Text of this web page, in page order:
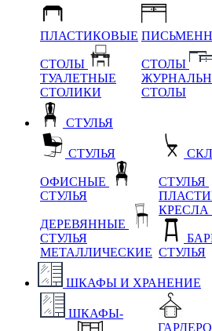
ПЛАСТИКОВЫЕ
СТОЛЫ
ТУАЛЕТНЫЕ
СТОЛИКИ
СТОЛЫ
СТОЛЫ
СТУЛЬЯ
СТУЛЬЯ
ОФИСНЫЕ
СТУЛЬЯ
ДЕРЕВЯННЫЕ
СТУЛЬЯ
МЕТАЛЛИЧЕСКИЕ
СТУЛЬЯ
КРЕСЛА
СТУЛЬЯ
ШКАФЫ И ХРАНЕНИЕ
ШКАФЫ-